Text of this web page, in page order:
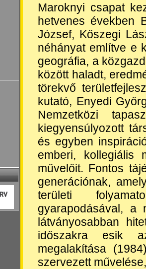
Maroknyi csapat
hetvenes években
József, Kőszegi
néhányat említve e
geográfia, a
között haladt,
törekvő
kutató, Enyedi
Nemzetközi
kiegyensúlyozott
és egyben
emberi, kollegiális
művelőit. Fontos
generációnak,
területi
gyarapodásával, a
látványosabban
időszakra esik
megalakítása
szervezett